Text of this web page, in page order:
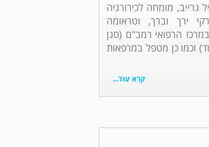
גרייב, מומחה לכירורגיה
ירך וברך, וטראומה
הרפואי רמב"ם (סגן
וכמו כן מטפל במרפאות
קרא עוד...